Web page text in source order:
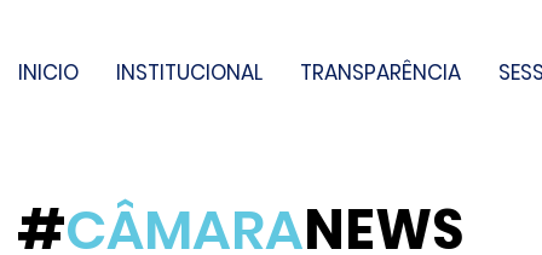
INICIO INSTITUCIONAL TRANSPARÊNCIA
#CÂMARANEWS